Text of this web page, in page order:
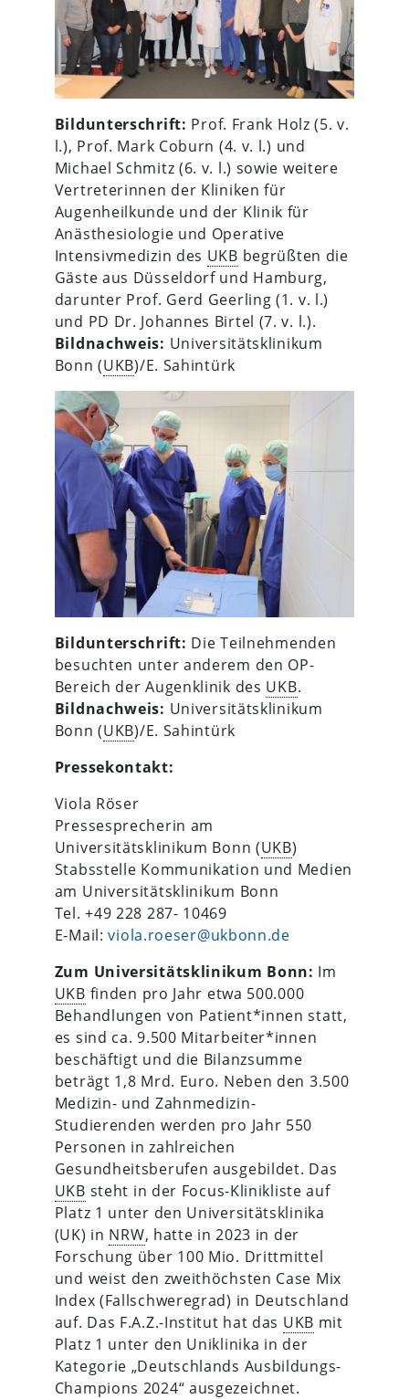
Bildunterschrift: Prof. Frank Holz (5. v.
l.), Prof. Mark Coburn (4. v. l.) und
Michael Schmitz (6. v. l.) sowie weitere
Vertreterinnen der Kliniken für
Augenheilkunde und der Klinik für
Anästhesiologie und Operative
Intensivmedizin des UKB begrüßten die
Gäste aus Düsseldorf und Hamburg,
darunter Prof. Gerd Geerling (1. v. l.)
und PD Dr. Johannes Birtel (7. v. l.).
Bildnachweis: Universitätsklinikum
Bonn (UKB)/E. Sahintürk
Bildunterschrift: Die Teilnehmenden
besuchten unter anderem den OP-
Bereich der Augenklinik des UKB.
Bildnachweis: Universitätsklinikum
Bonn (UKB)/E. Sahintürk
Pressekontakt:
Viola Röser
Pressesprecherin am
Universitätsklinikum Bonn (UKB)
Stabsstelle Kommunikation und Medien
am Universitätsklinikum Bonn
Tel. +49 228 287- 10469
E-Mail:viola.roeser@ukbonn.de
Zum Universitätsklinikum Bonn: Im
UKB finden pro Jahr etwa 500.000
Behandlungen von Patient*innen statt,
es sind ca. 9.500 Mitarbeiter*innen
beschäftigt und die Bilanzsumme
beträgt 1,8 Mrd. Euro. Neben den 3.500
Medizin- und Zahnmedizin-
Studierenden werden pro Jahr 550
Personen in zahlreichen
Gesundheitsberufen ausgebildet. Das
UKB steht in der Focus-Klinikliste auf
Platz 1 unter den Universitätsklinika
(UK) in NRW, hatte in 2023 in der
Forschung über 100 Mio. Drittmittel
und weist den zweithöchsten Case Mix
Index (Fallschweregrad) in Deutschland
auf. Das F.A.Z.-Institut hat das UKB mit
Platz 1 unter den Uniklinika in der
Kategorie „Deutschlands Ausbildungs-
Champions 2024“ ausgezeichnet.